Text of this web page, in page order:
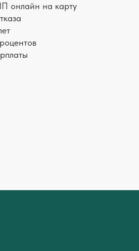
онлайн на карту